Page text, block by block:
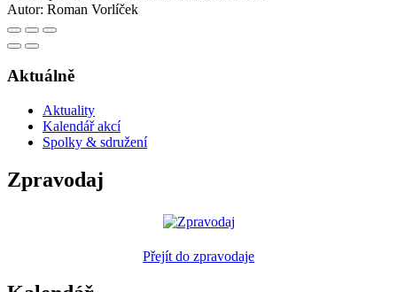
Autor: Roman Vorlíček
Aktuálně
Aktuality
Kalendář akcí
Spolky & sdružení
Zpravodaj
Přejít do zpravodaje